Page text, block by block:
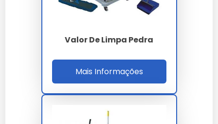
enquanto limpa rejunte é específico para rejuntes.
Limpa Pedras vs. Limpa Grelha
enquanto limpa grelha é para resíduos de alimentos.
Valor De Limpa Pedra
Mais Informações